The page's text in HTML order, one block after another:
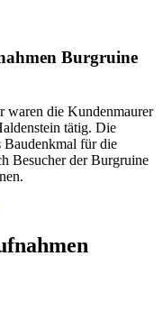
Burgruine
waren die Kundenmaurer
tätig. Die
Baudenkmal für die
Besucher der Burgruine